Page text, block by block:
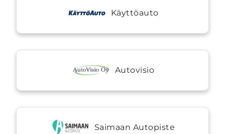
Käyttöauto
Autovisio
Saimaan Autopiste